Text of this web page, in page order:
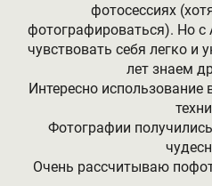
фотосессиях
фотографироваться). Но
чувствовать себя легко и
лет знаем
Интересно использование
Фотографии
Очень рассчитываю